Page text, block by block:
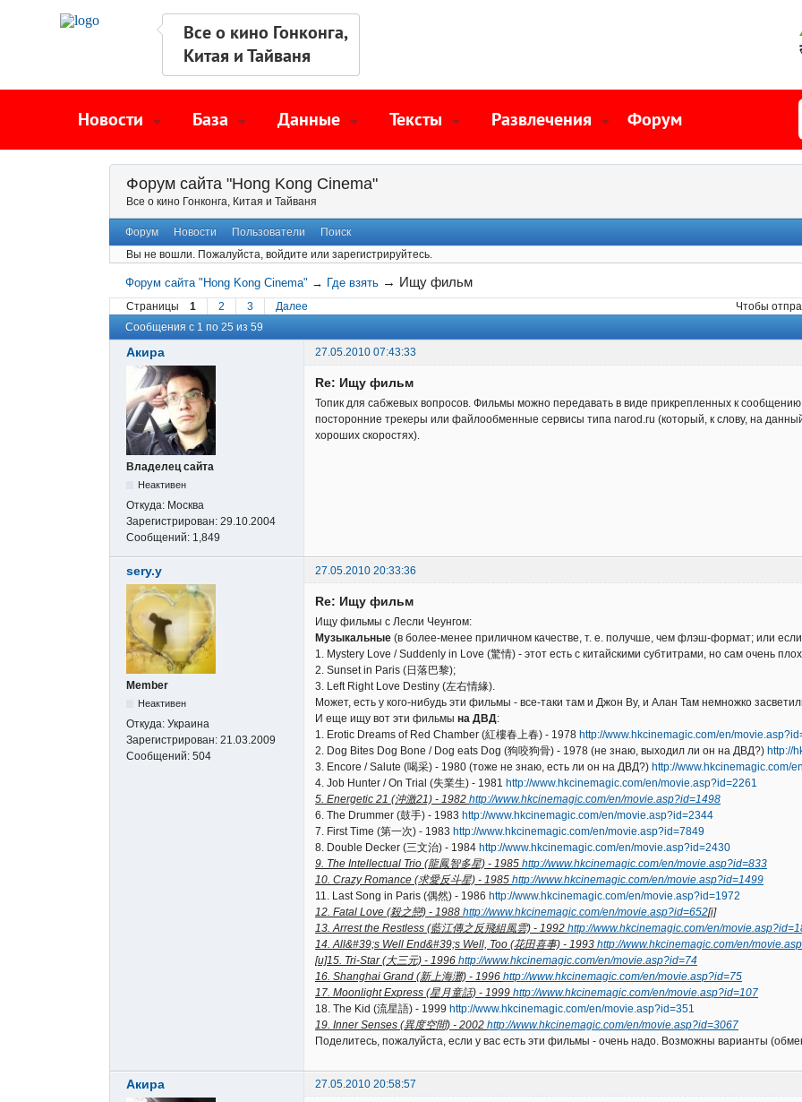
Все о кино Гонконга,
Китая и Тайваня
Новости База Данные Тексты Развлечения Форум
Форум сайта "Hong Kong Cinema"
Все о кино Гонконга, Китая и Тайваня
Форум Новости Пользователи
Поиск
Вы не вошли. Пожалуйста, войдите или зарегистрируйтесь.
Форум сайта "Hong Kong Cinema" → Где взять → Ищу фильм
Страницы 1 2 3 Далее
Чтобы
Сообщения с 1 по 25 из 59
Акира 27.05.2010 07:43:33
Владелец сайта
Неактивен
Откуда: Москва
Зарегистрирован: 29.10.2004
Сообщений: 1,849
Re: Ищу фильм
Топик для сабжевых вопросов. Фильмы можно передавать в виде прикрепленных к сообщению
посторонние трекеры или файлообменные сервисы типа narod.ru (который, к слову, на
хороших скоростях).
sery.y 27.05.2010 20:33:36
Member
Неактивен
Откуда: Украина
Зарегистрирован: 21.03.2009
Сообщений: 504
Re: Ищу фильм
Ищу фильмы с Лесли Чеунгом:
Музыкальные (в более-менее приличном качестве, т. е. получше, чем флэш-формат; или
1. Mystery Love / Suddenly in Love (驚情) - этот есть с китайскими субтитрами, но сам очень
2. Sunset in Paris (日落巴黎);
3. Left Right Love Destiny (左右情緣).
Может, есть у кого-нибудь эти фильмы - все-таки там и Джон Ву, и Алан Там немножко
И еще ищу вот эти фильмы на ДВД:
1. Erotic Dreams of Red Chamber (紅樓春上春) - 1978 http://www.hkcinemagic.com/en/
2. Dog Bites Dog Bone / Dog eats Dog (狗咬狗骨) - 1978 (не знаю, выходил ли он на ДВД?) http://
3. Encore / Salute (喝采) - 1980 (тоже не знаю, есть ли он на ДВД?) http://www.hkcinemagic.com/
4. Job Hunter / On Trial (失業生) - 1981 http://www.hkcinemagic.com/en/movie.asp?id=2261
5. Energetic 21 (沖激21) - 1982 http://www.hkcinemagic.com/en/movie.asp?id=1498
6. The Drummer (鼓手) - 1983 http://www.hkcinemagic.com/en/movie.asp?id=2344
7. First Time (第一次) - 1983 http://www.hkcinemagic.com/en/movie.asp?id=7849
8. Double Decker (三文治) - 1984 http://www.hkcinemagic.com/en/movie.asp?id=2430
9. The Intellectual Trio (龍鳳智多星) - 1985 http://www.hkcinemagic.com/en/movie.asp?id=833
10. Crazy Romance (求愛反斗星) - 1985 http://www.hkcinemagic.com/en/movie.asp?id=1499
11. Last Song in Paris (偶然) - 1986 http://www.hkcinemagic.com/en/movie.asp?id=1972
12. Fatal Love (殺之戀) - 1988 http://www.hkcinemagic.com/en/movie.asp?id=652[i]
13. Arrest the Restless (藍江傳之反飛組風雲) - 1992 http://www.hkcinemagic.com/en/
14. All&#39;s Well End&#39;s Well, Too (花田喜事) - 1993 http://www.hkcinemagic.com/en/
[u]15. Tri-Star (大三元) - 1996 http://www.hkcinemagic.com/en/movie.asp?id=74
16. Shanghai Grand (新上海灘) - 1996 http://www.hkcinemagic.com/en/movie.asp?id=75
17. Moonlight Express (星月童話) - 1999 http://www.hkcinemagic.com/en/movie.asp?id=107
18. The Kid (流星語) - 1999 http://www.hkcinemagic.com/en/movie.asp?id=351
19. Inner Senses (異度空間) - 2002 http://www.hkcinemagic.com/en/movie.asp?id=3067
Поделитесь, пожалуйста, если у вас есть эти фильмы - очень надо. Возможны варианты
Акира 27.05.2010 20:58:57